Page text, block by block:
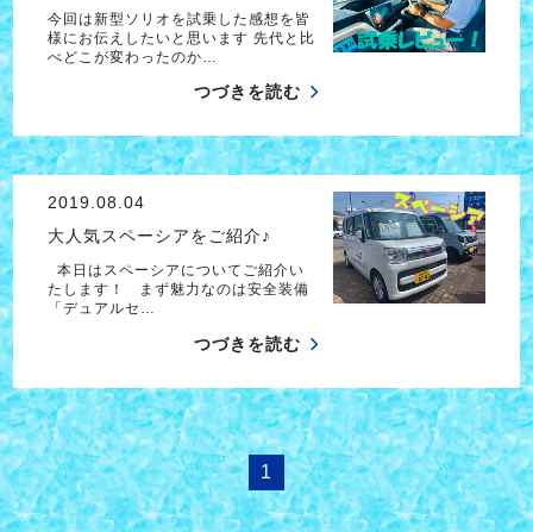
今回は新型ソリオを試乗した感想を皆
様にお伝えしたいと思います 先代と比
べどこが変わったのか…
つづきを読む
2019.08.04
大人気スペーシアをご紹介♪
本日はスペーシアについてご紹介い
たします！ まず魅力なのは安全装備
「デュアルセ…
つづきを読む
1